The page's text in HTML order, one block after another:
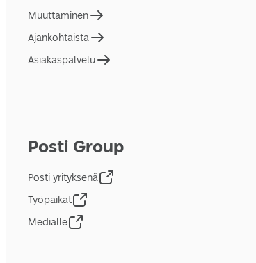
Muuttaminen
Ajankohtaista
Asiakaspalvelu
Posti Group
Posti yrityksenä
Työpaikat
Medialle